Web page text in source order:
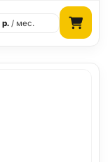
р./ мес.